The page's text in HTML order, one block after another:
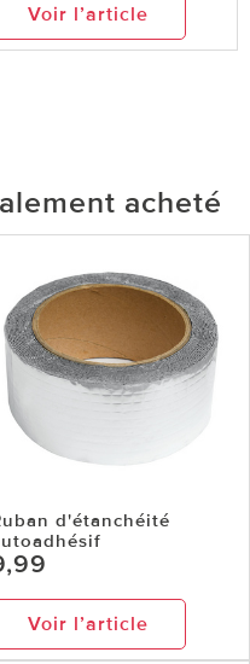
Voir l’article
acheté
d'étanchéité
Voir l’article